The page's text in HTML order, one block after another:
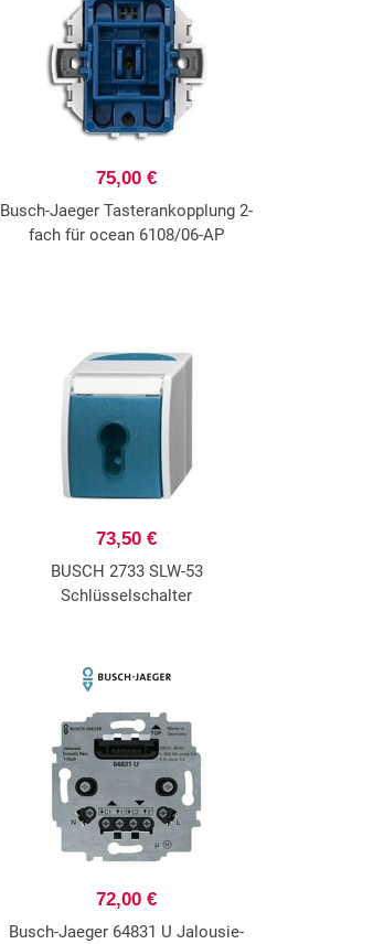
75,00 €
Busch-Jaeger Tasterankopplung 2-
fach für ocean 6108/06-AP
73,50 €
BUSCH 2733 SLW-53
Schlüsselschalter
72,00 €
Busch-Jaeger 64831 U Jalousie-